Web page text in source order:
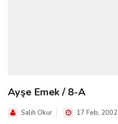
Ayşe Emek / 8-A
Salih Okur 17 Feb, 2002